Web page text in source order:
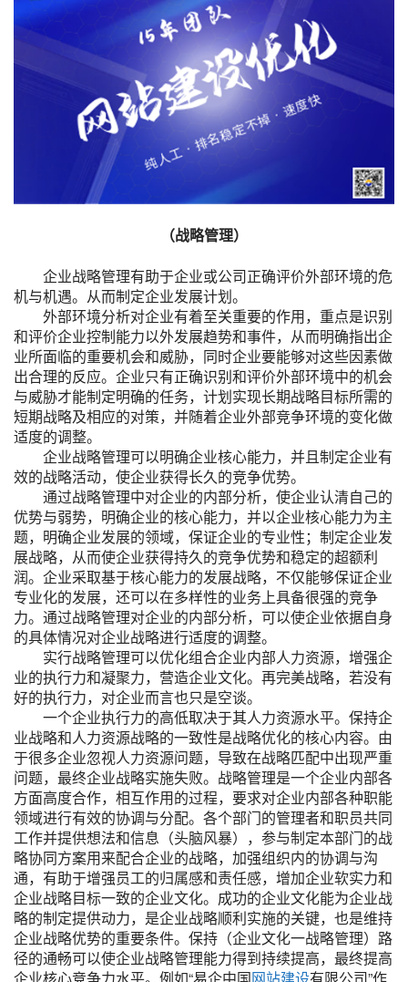
（战略管理）
企业战略管理有助于企业或公司正确评价外部环境的危
机与机遇。从而制定企业发展计划。
外部环境分析对企业有着至关重要的作用，重点是识别
和评价企业控制能力以外发展趋势和事件，从而明确指出企
业所面临的重要机会和威胁，同时企业要能够对这些因素做
出合理的反应。企业只有正确识别和评价外部环境中的机会
与威胁才能制定明确的任务，计划实现长期战略目标所需的
短期战略及相应的对策，并随着企业外部竞争环境的变化做
适度的调整。
企业战略管理可以明确企业核心能力，并且制定企业有
效的战略活动，使企业获得长久的竞争优势。
通过战略管理中对企业的内部分析，使企业认清自己的
优势与弱势，明确企业的核心能力，并以企业核心能力为主
题，明确企业发展的领域，保证企业的专业性；制定企业发
展战略，从而使企业获得持久的竞争优势和稳定的超额利
润。企业采取基于核心能力的发展战略，不仅能够保证企业
专业化的发展，还可以在多样性的业务上具备很强的竞争
力。通过战略管理对企业的内部分析，可以使企业依据自身
的具体情况对企业战略进行适度的调整。
实行战略管理可以优化组合企业内部人力资源，增强企
业的执行力和凝聚力，营造企业文化。再完美战略，若没有
好的执行力，对企业而言也只是空谈。
一个企业执行力的高低取决于其人力资源水平。保持企
业战略和人力资源战略的一致性是战略优化的核心内容。由
于很多企业忽视人力资源问题，导致在战略匹配中出现严重
问题，最终企业战略实施失败。战略管理是一个企业内部各
方面高度合作，相互作用的过程，要求对企业内部各种职能
领域进行有效的协调与分配。各个部门的管理者和职员共同
工作并提供想法和信息（头脑风暴），参与制定本部门的战
略协同方案用来配合企业的战略，加强组织内的协调与沟
通，有助于增强员工的归属感和责任感，增加企业软实力和
企业战略目标一致的企业文化。成功的企业文化能为企业战
略的制定提供动力，是企业战略顺利实施的关键，也是维持
企业战略优势的重要条件。保持（企业文化一战略管理）路
径的通畅可以使企业战略管理能力得到持续提高，最终提高